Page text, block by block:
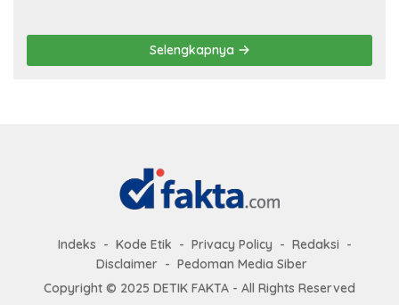
Selengkapnya
Indeks Kode Etik Privacy Policy
Redaksi
Disclaimer
Pedoman Media Siber
Copyright © 2025 DETIK FAKTA - All Rights Reserved